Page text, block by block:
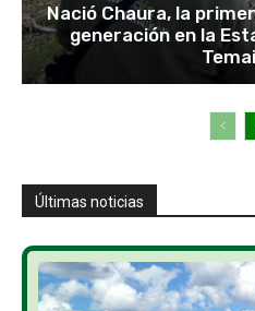
Nació Chaura, la
generación en la
Últimas noticias